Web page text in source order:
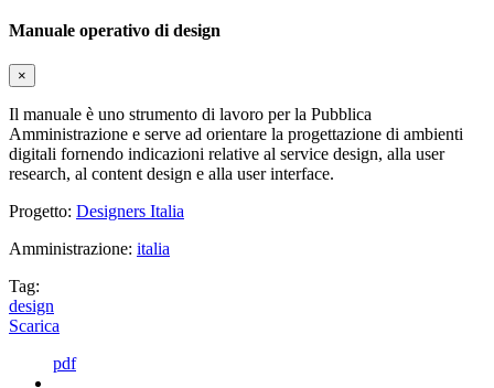
Manuale operativo di design
×
Il manuale è uno strumento di lavoro per la Pubblica
Amministrazione e serve ad orientare la progettazione di ambienti
digitali fornendo indicazioni relative al service design, alla user
research, al content design e alla user interface.
Progetto: Designers Italia
Amministrazione: italia
Tag:
design
Scarica
pdf